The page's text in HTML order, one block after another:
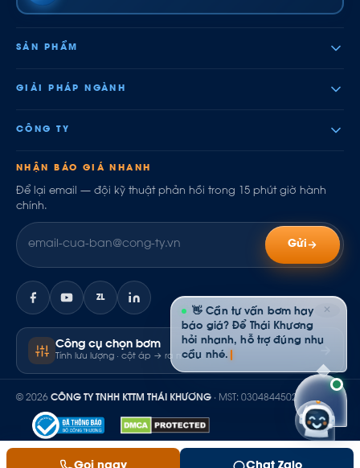
SẢN PHẨM
GIẢI PHÁP NGÀNH
CÔNG TY
NHẬN BÁO GIÁ NHANH
Để lại email — đội kỹ thuật phản hồi trong 15 phút giờ hành
chính.
Gửi
ZL
Công cụ chọn bơm
Tính lưu lượng · cột áp → ra model
© 2026 CÔNG TY TNHH KTTM THÁI KHƯƠNG · MST: 0304844502
OPERATIONAL Nhận báo giá
✕
👋 Cần tư vấn bơm hay
báo giá? Để Thái Khương
hỏi nhanh, hỗ trợ đúng nhu
cầu nhé.